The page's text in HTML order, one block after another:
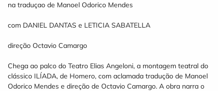
na traduçao de Manoel Odorico Mendes
com DANIEL DANTAS e LETICIA SABATELLA
direção Octavio Camargo
Chega ao palco do Teatro Elias Angeloni, a montagem teatral do
clássico ILÍADA, de Homero, com aclamada tradução de Manoel
Odorico Mendes e direção de Octavio Camargo. A obra narra o